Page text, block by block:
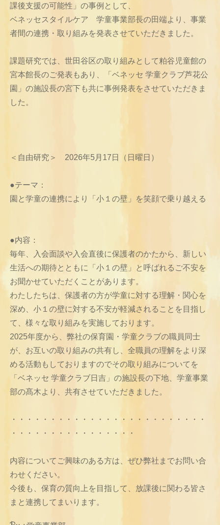
課後支援の可能性」の事例として、
ベネッセスタイルケア 学童事業部長の田端より、事業
者間の連携・取り組みを発表させていただきました。
課題研究では、世田谷区の取り組みとして粕谷児童館の
宮本館長のご発表もあり、「ベネッセ 学童クラブ芦花公
園」の施設長の宮下も共に事例発表をさせていただきま
した。
＜自由研究＞ 2026年5月17日（日曜日）
●テーマ：
園と学童の連携により「小１の壁」を笑顔で乗り越える
●内容：
毎年、入会面談や入会直後に保護者のかたから、新しい
生活への期待とともに「小１の壁」と呼ばれるご不安を
お聞かせていただくことがあります。
わたしたちは、保護者の方が学童に対する理解・関心を
深め、小１の壁に対する不安が軽減されることを目指し
て、様々な取り組みを実施しております。
2025年度から、弊社の保育園・学童クラブの職員同士
が、お互いの取り組みの共有し、全職員の理解をより深
める活動もしておりますのでその取り組みについてを
「ベネッセ 学童クラブ日吉」の施設長の下地、学童事業
部の髙木より、共有させていただきました。
・・・・・・・・・・・・・・・・・・・・・・・・・
・・・・・・・・・・・・・・・・
内容についてご興味のある方は、ぜひ弊社までお問い合
わせください。
今後も、保育の質向上を目指して、放課後に関わる皆さ
まと連携してまいります。